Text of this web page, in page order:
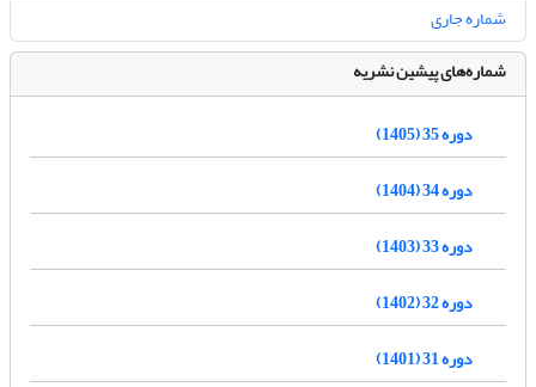
شماره جاری
شماره‌های پیشین نشریه
دوره 35 (1405)
دوره 34 (1404)
دوره 33 (1403)
دوره 32 (1402)
دوره 31 (1401)